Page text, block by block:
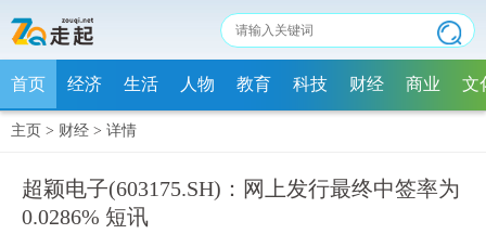
首页 经济 生活 人物 教育 科技 财经 商业 文
主页 > 财经 > 详情
超颖电子(603175.SH)：网上发行最终中签率为
0.0286% 短讯